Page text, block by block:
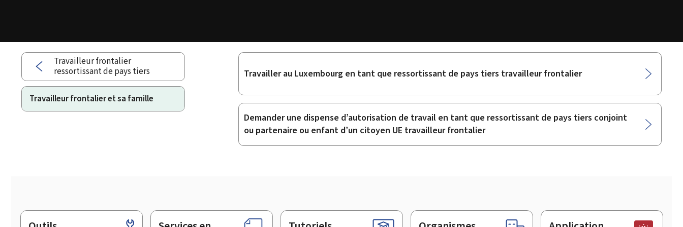
Travailleur frontalier
ressortissant de pays tiers
Travailleur frontalier et sa famille
Sous-
Travailler au Luxembourg en tant que ressortissant de pays tiers travailleur frontalier
Demander une dispense d’autorisation de travail en tant que ressortissant de pays tiers conjoint
ou partenaire ou enfant d’un citoyen UE travailleur frontalier